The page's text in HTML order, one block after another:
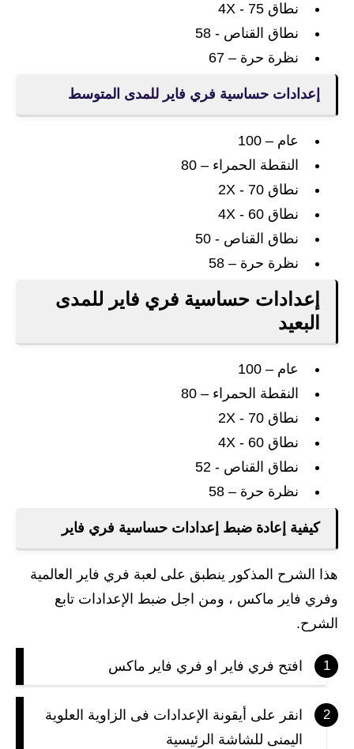
نطاق 4X - 75
نطاق القناص - 58
نظرة حرة – 67
إعدادات حساسية فري فاير للمدى المتوسط
عام – 100
النقطة الحمراء – 80
نطاق 2X - 70
نطاق 4X - 60
نطاق القناص - 50
نظرة حرة – 58
إعدادات حساسية فري فاير للمدى
البعيد
عام – 100
النقطة الحمراء – 80
نطاق 2X - 70
نطاق 4X - 60
نطاق القناص - 52
نظرة حرة – 58
كيفية إعادة ضبط إعدادات حساسية فري فاير
هذا الشرح المذكور ينطبق على لعبة فري فاير العالمية
وفري فاير ماكس ، ومن اجل ضبط الإعدادات تابع
الشرح.
افتح فري فاير او فري فاير ماكس
انقر على أيقونة الإعدادات فى الزاوية العلوية
اليمنى للشاشة الرئيسية